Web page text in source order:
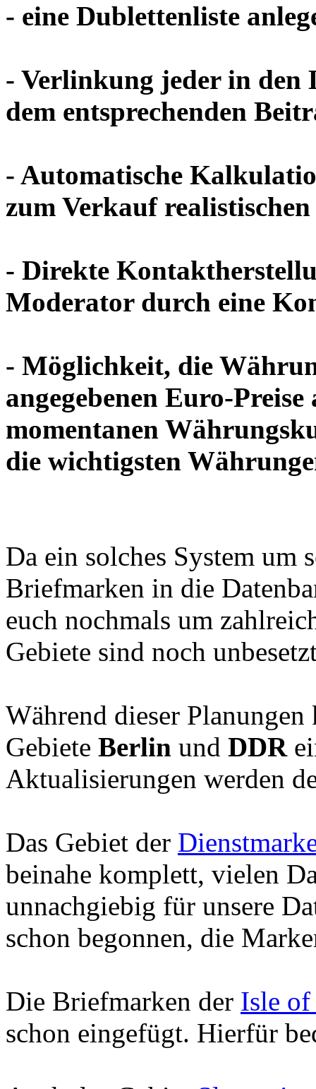
- eine Dublettenliste
- Verlinkung jeder in den
dem entsprechenden
- Automatische
zum Verkauf realistischen
- Direkte
Moderator durch eine
- Möglichkeit, die
angegebenen Euro-
momentanen
die wichtigsten
Da ein solches System um
Briefmarken in die
euch nochmals um
Gebiete sind noch
Während dieser
Gebiete Berlin und DDR
Aktualisierungen werden
Das Gebiet der
beinahe komplett, vielen
unnachgiebig für unsere
schon begonnen, die
Die Briefmarken der Isle
schon eingefügt. Hierfür